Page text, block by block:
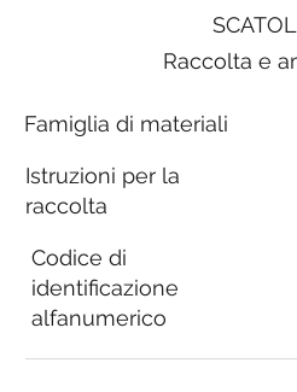
Raccolta e
Famiglia di materiali
Istruzioni per la
raccolta
Codice di
identificazione
alfanumerico